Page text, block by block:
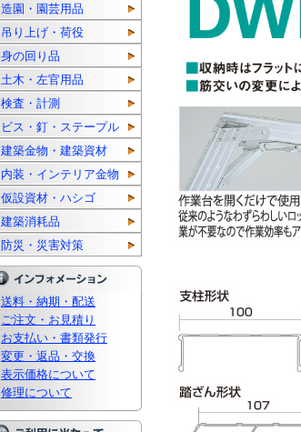
造園・園芸用品
吊り上げ・荷役
身の回り品
土木・左官用品
検査・計測
ビス・釘・ステープル
建築金物・建築資材
内装・インテリア金物
仮設資材・ハシゴ
建築消耗品
防災・災害対策
送料・納期・配送
ご注文・お見積り
お支払い・書類発行
変更・返品・交換
表示価格について
修理について